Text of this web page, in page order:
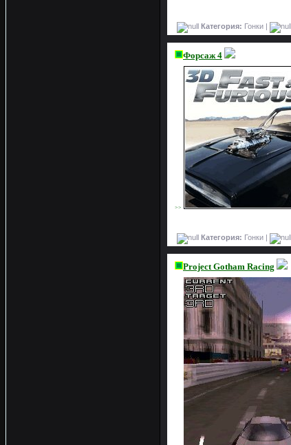
Категория: Гонки |
Форсаж 4
>>
Категория: Гонки |
Project Gotham Racing